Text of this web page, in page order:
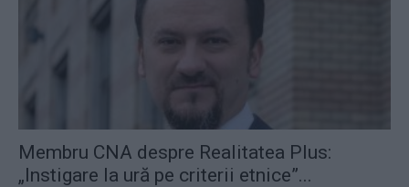
Membru CNA despre Realitatea Plus:
„Instigare la ură pe criterii etnice”...